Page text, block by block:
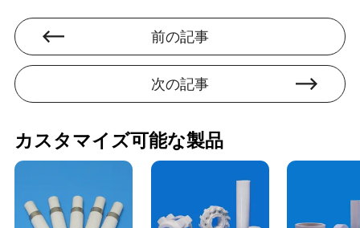
前の記事
次の記事
カスタマイズ可能な製品